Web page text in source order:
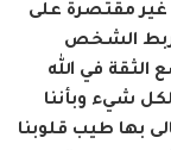
غير مقتصرة على
ربط الشخص
الثقة في الله
شيء وبأننا
بها طيب قلوبنا